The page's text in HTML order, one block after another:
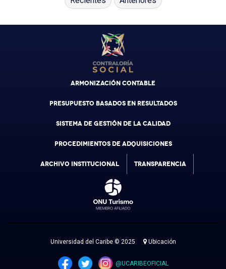
ARMONIZACIÓN CONTABLE
PRESUPUESTO BASADOS EN RESULTADOS
SISTEMA DE GESTIÓN DE LA CALIDAD
PROCEDIMIENTOS DE ADQUISICIONES
ARCHIVO INSTITUCIONAL TRANSPARENCIA
Universidad del Caribe © 2025 Ubicación
@UCARIBEOFICIAL